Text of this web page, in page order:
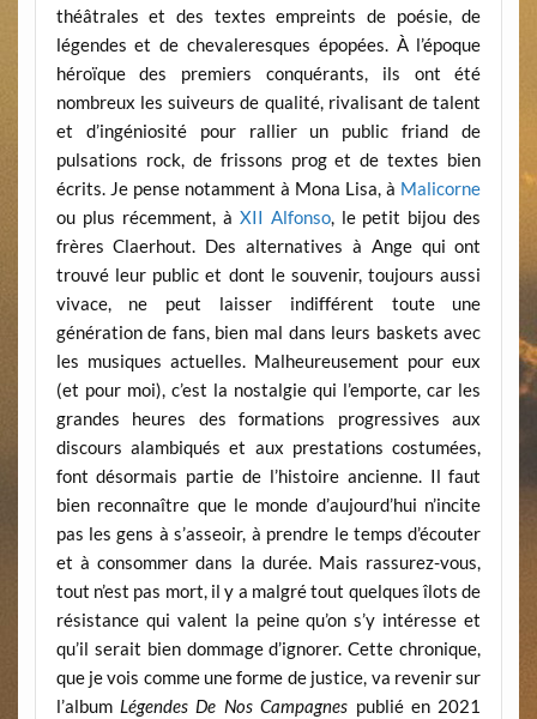
théâtrales et des textes empreints de poésie, de
légendes et de chevaleresques épopées. À l’époque
héroïque des premiers conquérants, ils ont été
nombreux les suiveurs de qualité, rivalisant de talent
et d’ingéniosité pour rallier un public friand de
pulsations rock, de frissons prog et de textes bien
écrits. Je pense notamment à Mona Lisa, à Malicorne
ou plus récemment, à XII Alfonso, le petit bijou des
frères Claerhout. Des alternatives à Ange qui ont
trouvé leur public et dont le souvenir, toujours aussi
vivace, ne peut laisser indifférent toute une
génération de fans, bien mal dans leurs baskets avec
les musiques actuelles. Malheureusement pour eux
(et pour moi), c’est la nostalgie qui l’emporte, car les
grandes heures des formations progressives aux
discours alambiqués et aux prestations costumées,
font désormais partie de l’histoire ancienne. Il faut
bien reconnaître que le monde d’aujourd’hui n’incite
pas les gens à s’asseoir, à prendre le temps d’écouter
et à consommer dans la durée. Mais rassurez-vous,
tout n’est pas mort, il y a malgré tout quelques îlots de
résistance qui valent la peine qu’on s’y intéresse et
qu’il serait bien dommage d’ignorer. Cette chronique,
que je vois comme une forme de justice, va revenir sur
l’album Légendes De Nos Campagnes publié en 2021